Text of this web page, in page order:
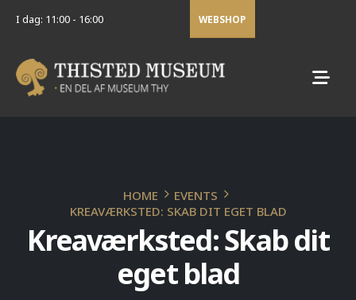
I dag: 11:00 - 16:00 WEBSHOP
HOME
EVENTS
KREAVÆRKSTED: SKAB DIT EGET BLAD
Kreaværksted: Skab dit
eget blad